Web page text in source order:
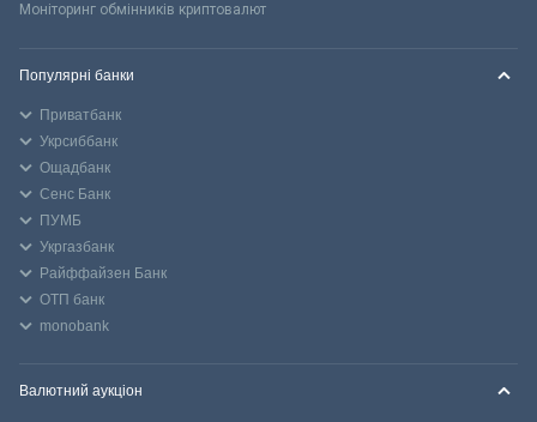
Моніторинг обмінників криптовалют
Популярні банки
Приватбанк
Укрсиббанк
Ощадбанк
Сенс Банк
ПУМБ
Укргазбанк
Райффайзен Банк
ОТП банк
monobank
Валютний аукціон